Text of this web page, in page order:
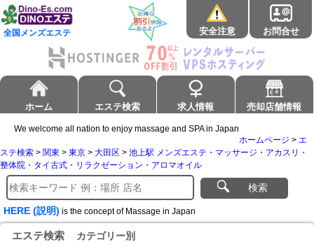
全国メンズエステ 安全注意 お問合せ
ホーム エステ検索 求人情報 売却店舗情報
We welcome all nation to enjoy massage and SPA in Japan
ホームページ > エ
ステ検索 > 関東 > 東京 > 大田区 > 池上駅 メンズエステ・マッサージ・アカスリ・
整体院・タイ古式・リラクゼーション・アロマオイル
検索
HERE (説明) is the concept of Massage in Japan
エステ検索 カテゴリー別